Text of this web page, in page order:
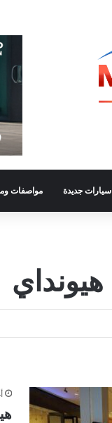
سيارات جديدة مواصفات
هيونداي